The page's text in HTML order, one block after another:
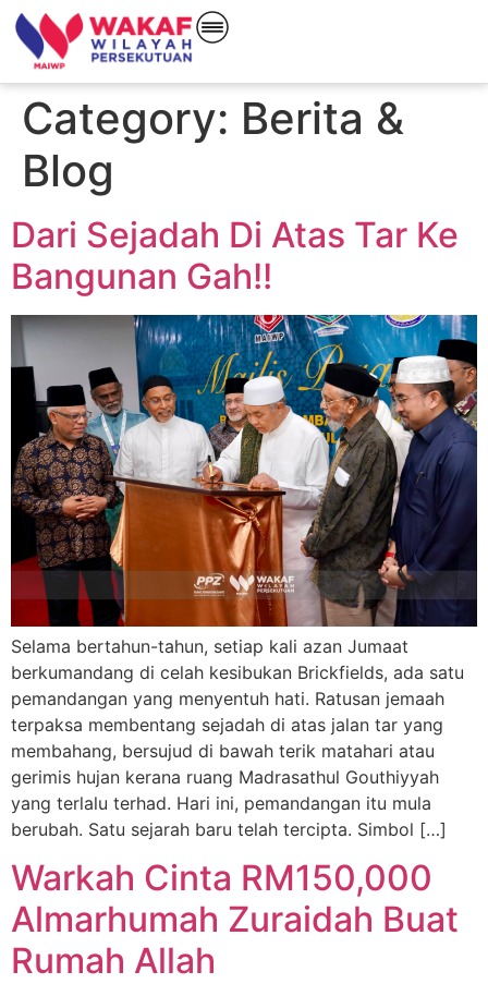
Category: Berita &
Blog
Dari Sejadah Di Atas Tar Ke
Bangunan Gah!!
Selama bertahun-tahun, setiap kali azan Jumaat
berkumandang di celah kesibukan Brickfields, ada satu
pemandangan yang menyentuh hati. Ratusan jemaah
terpaksa membentang sejadah di atas jalan tar yang
membahang, bersujud di bawah terik matahari atau
gerimis hujan kerana ruang Madrasathul Gouthiyyah
yang terlalu terhad. Hari ini, pemandangan itu mula
berubah. Satu sejarah baru telah tercipta. Simbol […]
Warkah Cinta RM150,000
Almarhumah Zuraidah Buat
Rumah Allah